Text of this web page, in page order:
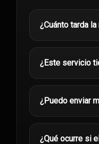
¿Cuánto tarda
¿Este servicio
¿Puedo enviar
¿Qué ocurre si